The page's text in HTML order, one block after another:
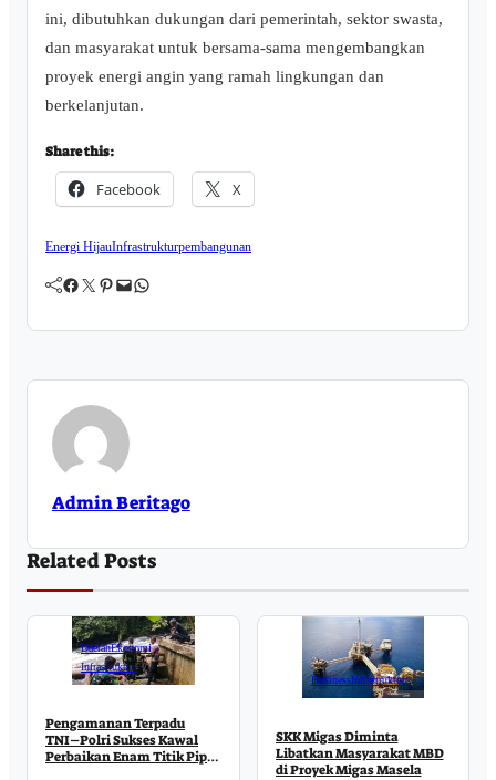
ini, dibutuhkan dukungan dari pemerintah, sektor swasta,
dan masyarakat untuk bersama-sama mengembangkan
proyek energi angin yang ramah lingkungan dan
berkelanjutan.
Share this:
Facebook X
Energi HijauInfrastrukturpembangunan
Facebook Twitter Pinterest Mail WhatsApp
Admin Beritago
Related Posts
DaerahEkonomi
Infrastruktur
Pengamanan Terpadu
TNI–Polri Sukses Kawal
Perbaikan Enam Titik Pipa
BusinessInfrastruktur
SKK Migas Diminta
Libatkan Masyarakat MBD
di Proyek Migas Masela